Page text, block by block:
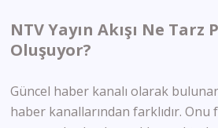
NTV Yayın Akışı Ne
Oluşuyor?
Güncel haber kanalı olarak
haber kanallarından farklıdır. Onu